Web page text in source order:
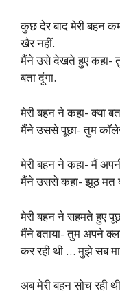
कुछ देर बाद मेरी बहन
खैर नहीं.
मैंने उसे देखते हुए कहा-
बता दूंगा.
मेरी बहन ने कहा- क्या
मैंने उससे पूछा- तुम
मेरी बहन ने कहा- मैं
मैंने उससे कहा- झूठ मत
मेरी बहन ने सहमते हुए
मैंने बताया- तुम अपने
कर रही थी … मुझे सब
अब मेरी बहन सोच रही